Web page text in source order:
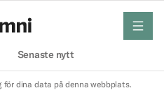
Senaste nytt
meny
för dina data på denna webbplats.